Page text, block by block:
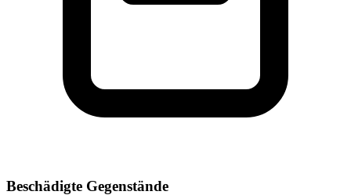
Beschädigte Gegenstände